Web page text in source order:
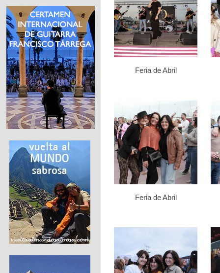
Feria de Abril
Feria de Abril